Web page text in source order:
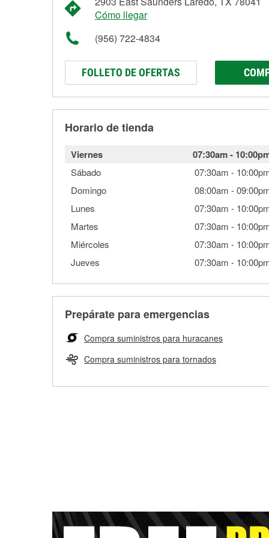
Cómo llegar
(956) 722-4834
FOLLETO DE OFERTAS
Horario de tienda
Viernes 07:30am-
Sábado 07:30am -
Domingo
08:00am -
Lunes
07:30am -
Martes
07:30am -
Miércoles
07:30am -
Jueves
07:30am -
Prepárate para emergencias
Compra suministros para huracanes
Compra suministros para tornados